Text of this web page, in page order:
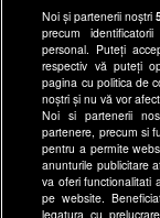
Noi și partenerii noștri
precum
personal. Puteți
respectiv vă puteți
pagina cu politica de
noștri și nu vă vor
Noi si partenerii
partenere, precum si
pentru a permite
anunturile publicitare
va oferi functionalitati
pe website.
legatura cu